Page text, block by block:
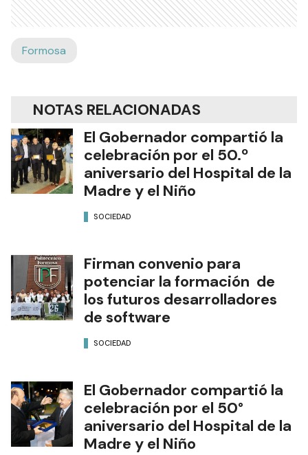
Formosa
NOTAS RELACIONADAS
El Gobernador compartió la
celebración por el 50.º
aniversario del Hospital de la
Madre y el Niño
SOCIEDAD
Firman convenio para
potenciar la formación de
los futuros desarrolladores
de software
SOCIEDAD
El Gobernador compartió la
celebración por el 50°
aniversario del Hospital de la
Madre y el Niño